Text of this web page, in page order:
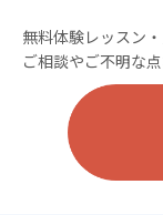
無料体験レッスン
ご相談やご不明な